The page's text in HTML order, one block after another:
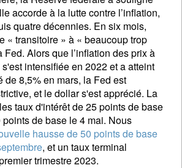
accorde à la lutte contre l’inflation,
quatre décennies. En six mois,
« transitoire » à « beaucoup trop
Alors que l’inflation des prix à
intensifiée en 2022 et a atteint
de 8,5% en mars, la Fed est
et le dollar s'est apprécié. La
taux d'intérêt de 25 points de base
de base le 4 mai. Nous
hausse de 50 points de base
, et un taux terminal
trimestre 2023.